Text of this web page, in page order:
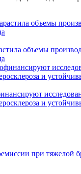
объемы
и
tekhnologiy/